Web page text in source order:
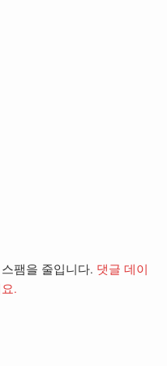
팸을 줄입니다. 댓글 데이
.